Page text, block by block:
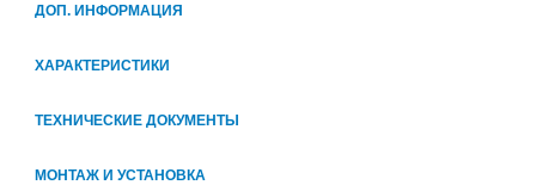
ДОП. ИНФОРМАЦИЯ
ХАРАКТЕРИСТИКИ
ТЕХНИЧЕСКИЕ ДОКУМЕНТЫ
МОНТАЖ И УСТАНОВКА